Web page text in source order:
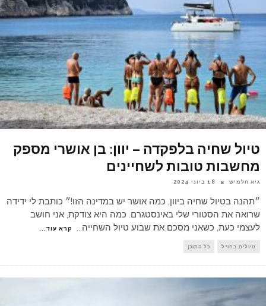
טיול שחיה בלפקדה – יוון: בן אושרי מספק
מחשבות טובות לשחיינים
גיא חלמיש 18 ביוני 2024
״תהנה בטיול שחיה ביוון, כמה אושר יש במדינה הזו!״ כותבת לי ידידה
שרואה את הסטורי שלי באינסטגרם. כמה היא צודקת, אני חושב
לעצמי כעת, כשאני מסכם את שבוע טיול השחייה... קרא עוד...
טיולים בחו"ל כל התוכן